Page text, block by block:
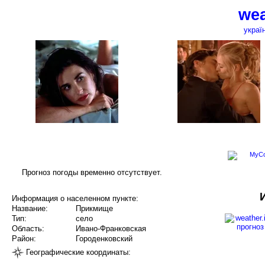
Прогноз погоды временно отсутствует.
Информация о населенном пункте:
Название:
Прикмище
Тип:
село
Область:
Ивано-Франковская
Район:
Городенковский
Географические координаты: